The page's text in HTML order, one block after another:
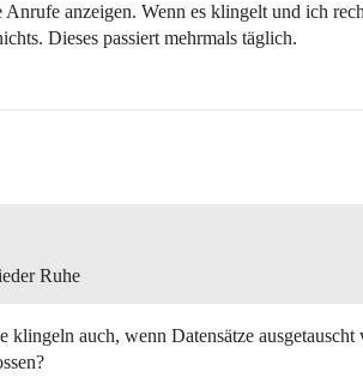
Anrufe anzeigen. Wenn es klingelt und ich
Dieses passiert mehrmals täglich.
Ruhe
klingeln auch, wenn Datensätze